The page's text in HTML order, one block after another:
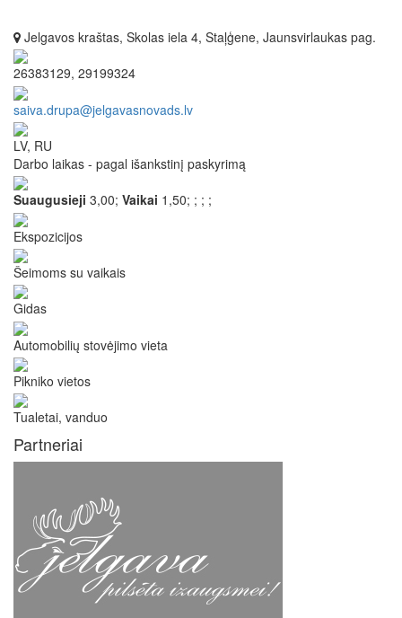
Jelgavos kraštas, Skolas iela 4, Staļģene, Jaunsvirlaukas pag.
26383129, 29199324
saiva.drupa@jelgavasnovads.lv
LV, RU
Darbo laikas - pagal išankstinį paskyrimą
Suaugusieji 3,00; Vaikai 1,50; ; ; ;
Ekspozicijos
Šeimoms su vaikais
Gidas
Automobilių stovėjimo vieta
Pikniko vietos
Tualetai, vanduo
Partneriai